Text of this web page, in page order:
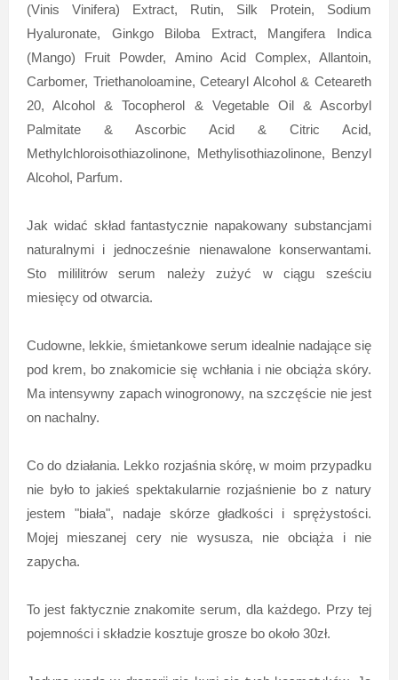
(Vinis Vinifera) Extract, Rutin, Silk Protein, Sodium
Hyaluronate, Ginkgo Biloba Extract, Mangifera Indica
(Mango) Fruit Powder, Amino Acid Complex, Allantoin,
Carbomer, Triethanoloamine, Cetearyl Alcohol & Ceteareth
20, Alcohol & Tocopherol & Vegetable Oil & Ascorbyl
Palmitate & Ascorbic Acid & Citric Acid,
Methylchloroisothiazolinone, Methylisothiazolinone, Benzyl
Alcohol, Parfum.
Jak widać skład fantastycznie napakowany substancjami
naturalnymi i jednocześnie nienawalone konserwantami.
Sto mililitrów serum należy zużyć w ciągu sześciu
miesięcy od otwarcia.
Cudowne, lekkie, śmietankowe serum idealnie nadające się
pod krem, bo znakomicie się wchłania i nie obciąża skóry.
Ma intensywny zapach winogronowy, na szczęście nie jest
on nachalny.
Co do działania. Lekko rozjaśnia skórę, w moim przypadku
nie było to jakieś spektakularnie rozjaśnienie bo z natury
jestem "biała", nadaje skórze gładkości i sprężystości.
Mojej mieszanej cery nie wysusza, nie obciąża i nie
zapycha.
To jest faktycznie znakomite serum, dla każdego. Przy tej
pojemności i składzie kosztuje grosze bo około 30zł.